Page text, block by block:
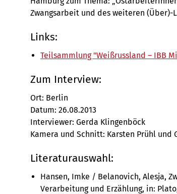
Zwangsarbeit und des weiteren (Über)-
Links:
Teilsammlung "Weißrussland – IBB
Zum Interview:
Ort: Berlin
Datum: 26.08.2013
Interviewer: Gerda Klingenböck
Kamera und Schnitt: Karsten Prühl und
Literaturauswahl:
Hansen, Imke / Belanovich, Alesja,
Verarbeitung und Erzählung, in: